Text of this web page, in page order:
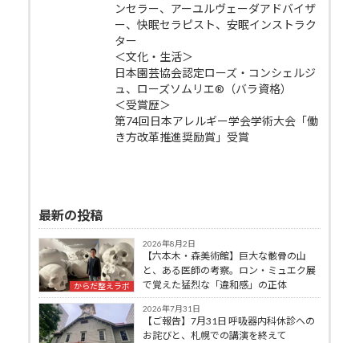
ンセラー、アーユルヴェーダアドバイザ
ー、快眠セラピスト、安眠インストラク
ター
＜文化・生活＞
日本園芸協会認定ローズ・コンシェルジ
ュ、ローズソムリエ®（バラ資格）
＜受賞歴＞
第74回日本アレルギー学会学術大会「働
き方改革推進奨励賞」受賞
最新の投稿
からだ整えラボ
2026年8月2日
【六本木・森美術館】巨大な骸骨の山
と、ある医師の考察。ロン・ミュエク展
で覚えた猛烈な「違和感」の正体
2026年7月31日
【ご報告】7月31日 呼吸器内科休診への
お詫びと、札幌での講演を終えて